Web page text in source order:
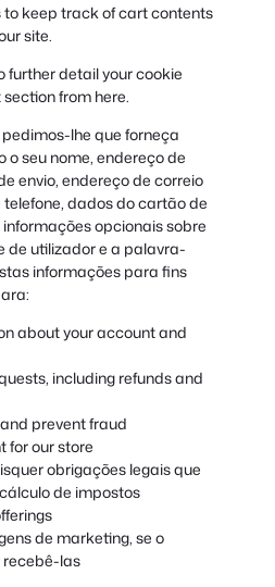
to keep track of cart contents
site.
further detail your cookie
from here.
lhe que forneça
o seu nome, endereço de
envio, endereço de correio
dados do cartão de
opcionais sobre
de utilizador e a palavra-
informações para fins
about your account and
including refunds and
prevent fraud
for our store
obrigações legais que
de impostos
de marketing, se o
las